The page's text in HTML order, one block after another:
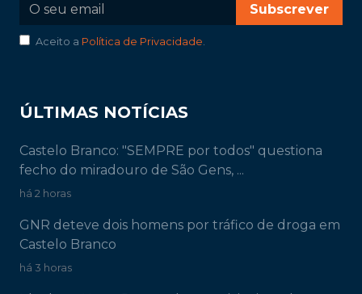
Subscrever
Aceito a Política de Privacidade
ÚLTIMAS NOTÍCIAS
Castelo Branco: "SEMPRE por todos" questiona
fecho do miradouro de São Gens, ...
há 2 horas
GNR deteve dois homens por tráfico de droga em
Castelo Branco
há 3 horas